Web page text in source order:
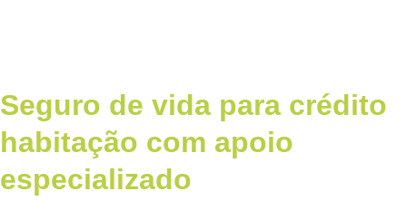
Seguro de vida para crédito
habitação com apoio
especializado